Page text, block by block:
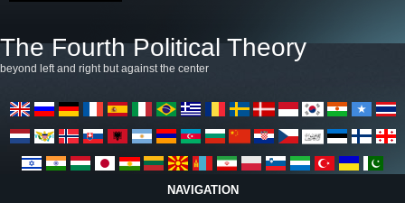
The Fourth Political Theory
beyond left and right but against the center
NAVIGATION